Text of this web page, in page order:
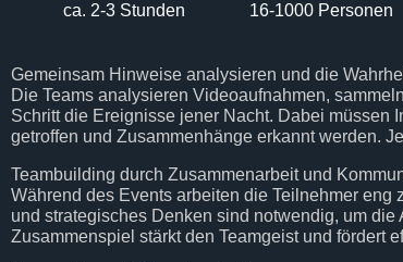
ca. 2-3 Stunden
16-1000 Personen
Gemeinsam Hinweise analysieren und die
Die Teams analysieren Videoaufnahmen,
Schritt die Ereignisse jener Nacht. Dabei müssen
getroffen und Zusammenhänge erkannt werden.
Teambuilding durch Zusammenarbeit und
Während des Events arbeiten die Teilnehmer eng
und strategisches Denken sind notwendig, um
Zusammenspiel stärkt den Teamgeist und fördert